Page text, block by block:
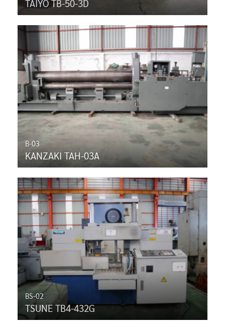
TAIYO TB-50-3D
B-03
KANZAKI TAH-03A
BS-02
TSUNE TB4-432G